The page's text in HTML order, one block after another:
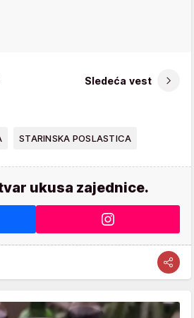
Sledeća vest
STARINSKA POSLASTICA
ukusa zajednice.